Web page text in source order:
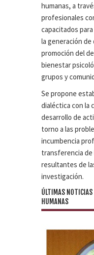
humanas, a
profesionales
capacitados
la generación
promoción del
bienestar
grupos y
Se propone
dialéctica con la
desarrollo de
torno a las
incumbencia
transferencia
resultantes de
investigación.
ÚLTIMAS NOTICIAS
HUMANAS